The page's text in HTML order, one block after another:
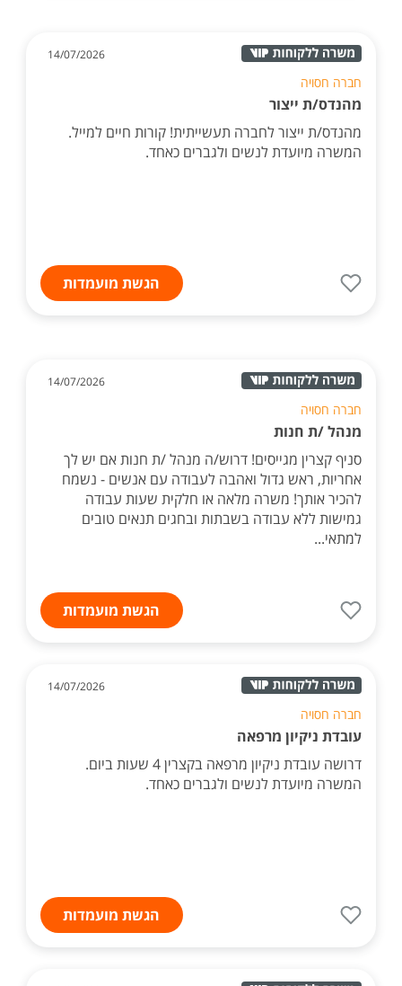
14/07/2026
חברה חסויה
מהנדס/ת ייצור
מהנדס/ת ייצור לחברה תעשייתית! קורות חיים למייל.
המשרה מיועדת לנשים ולגברים כאחד.
הגשת מועמדות
14/07/2026
חברה חסויה
מנהל /ת חנות
סניף קצרין מגייסים! דרוש/ה מנהל /ת חנות אם יש לך
אחריות, ראש גדול ואהבה לעבודה עם אנשים - נשמח
להכיר אותך! משרה מלאה או חלקית שעות עבודה
גמישות ללא עבודה בשבתות ובחגים תנאים טובים
למתאי...
הגשת מועמדות
14/07/2026
חברה חסויה
עובדת ניקיון מרפאה
דרושה עובדת ניקיון מרפאה בקצרין 4 שעות ביום.
המשרה מיועדת לנשים ולגברים כאחד.
הגשת מועמדות